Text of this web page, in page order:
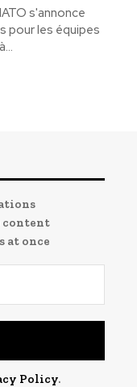
s'annonce
pour les équipes
content
at once
Policy.